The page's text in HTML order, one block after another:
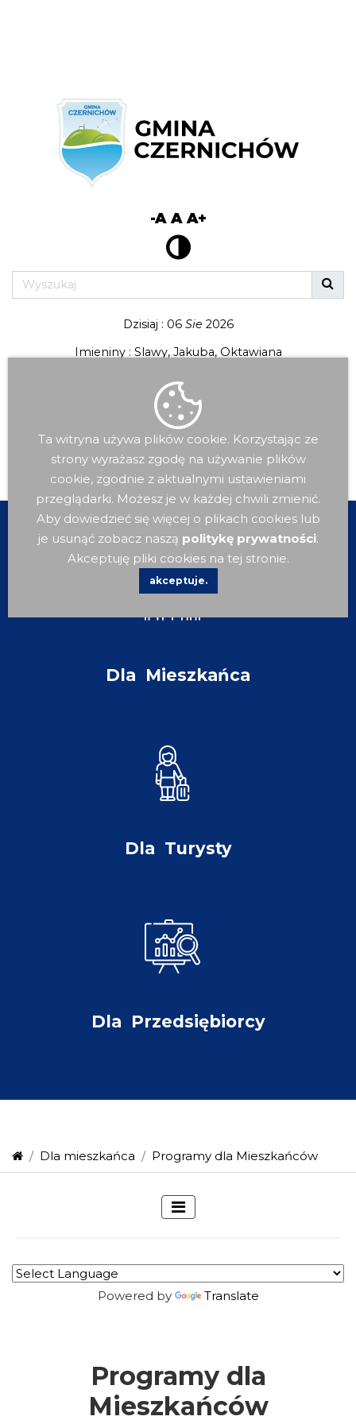
-AAA+
Dzisiaj : 06 Sie 2026
Imieniny : Slawy, Jakuba, Oktawiana
Dla Mieszkańca
Dla Turysty
Dla Przedsiębiorcy
Dla mieszkańca Programy dla Mieszkańców
Powered by Translate
Programy dla
Mieszkańców
Ta witryna używa plików cookie. Korzystając ze
strony wyrażasz zgodę na używanie plików
cookie, zgodnie z aktualnymi ustawieniami
przeglądarki. Możesz je w każdej chwili zmienić.
Aby dowiedzieć się więcej o plikach cookies lub
je usunąć zobacz naszą politykę prywatności.
Akceptuję pliki cookies na tej stronie.
akceptuje.